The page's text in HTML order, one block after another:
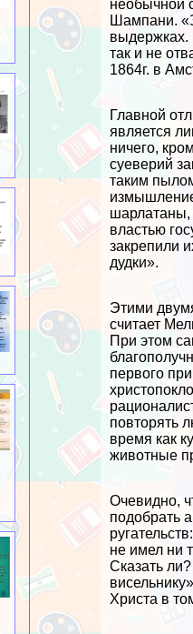
необычной
Шампани.
выдержках.
так и не
1864г. в
Главной
является
ничего,
суеверий
таким
шарлатаны,
властью
закрепили
дудки».
Этими
считает
При этом
первого
повторять
время как
животные
Очевидно,
подобрать
не имел ни
Сказать
Христа в